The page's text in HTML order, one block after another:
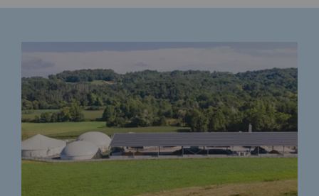
Projet type
Infrastructures historiques
Biométhane
Biométhane
Biométhane : Enjeux et opportunités